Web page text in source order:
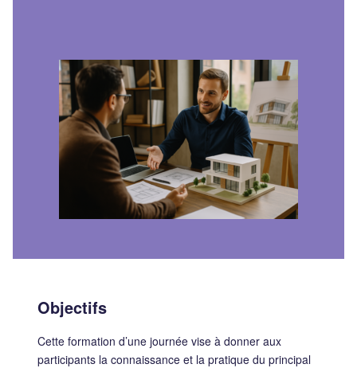
Objectifs
Cette formation d’une journée vise à donner aux
participants la connaissance et la pratique du principal